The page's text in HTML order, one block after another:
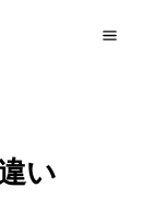
い